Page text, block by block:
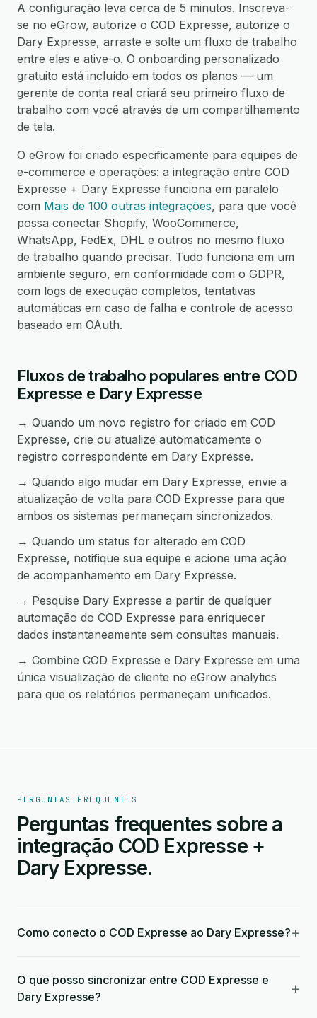
A configuração leva cerca de 5 minutos. Inscreva-
se no eGrow, autorize o COD Expresse, autorize o
Dary Expresse, arraste e solte um fluxo de trabalho
entre eles e ative-o. O onboarding personalizado
gratuito está incluído em todos os planos — um
gerente de conta real criará seu primeiro fluxo de
trabalho com você através de um compartilhamento
de tela.
O eGrow foi criado especificamente para equipes de
e-commerce e operações: a integração entre COD
Expresse + Dary Expresse funciona em paralelo
com Mais de 100 outras integrações, para que você
possa conectar Shopify, WooCommerce,
WhatsApp, FedEx, DHL e outros no mesmo fluxo
de trabalho quando precisar. Tudo funciona em um
ambiente seguro, em conformidade com o GDPR,
com logs de execução completos, tentativas
automáticas em caso de falha e controle de acesso
baseado em OAuth.
Fluxos de trabalho populares entre COD
Expresse e Dary Expresse
→ Quando um novo registro for criado em COD
Expresse, crie ou atualize automaticamente o
registro correspondente em Dary Expresse.
→ Quando algo mudar em Dary Expresse, envie a
atualização de volta para COD Expresse para que
ambos os sistemas permaneçam sincronizados.
→ Quando um status for alterado em COD
Expresse, notifique sua equipe e acione uma ação
de acompanhamento em Dary Expresse.
→ Pesquise Dary Expresse a partir de qualquer
automação do COD Expresse para enriquecer
dados instantaneamente sem consultas manuais.
→ Combine COD Expresse e Dary Expresse em uma
única visualização de cliente no eGrow analytics
para que os relatórios permaneçam unificados.
PERGUNTAS FREQUENTES
Perguntas frequentes sobre a
integração COD Expresse +
Dary Expresse.
Como conecto o COD Expresse ao Dary Expresse?+
O que posso sincronizar entre COD Expresse e
Dary Expresse?
+